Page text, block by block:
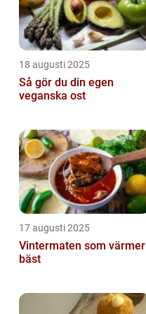
18 augusti 2025
Så gör du din egen
veganska ost
17 augusti 2025
Vintermaten som värmer
bäst